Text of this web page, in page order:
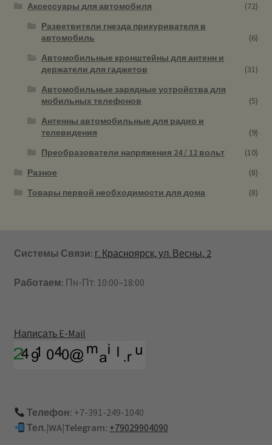
Аксессуары для автомобиля
(72)
Разветвители гнезда прикуривателя в
автомобиль
(6)
Автомобильные кронштейны для антенн и
держатели для гаджетов
(31)
Автомобильные зарядные устройства для
мобильных телефонов
(5)
Антенны автомобильные для радио и
телевидения
(9)
Преобразователи напряжения 24 / 12 вольт
(10)
Разное
(8)
Товары первой необходимости для дома
(8)
Системы Связи: г. Красноярск, ул. Весны, 2
Работаем: Пн-Пт: 10:00–18:00
Написать E-Mail
Телефон: +7-391-249-1040
Тел.|WA|Telegram: +79029904090